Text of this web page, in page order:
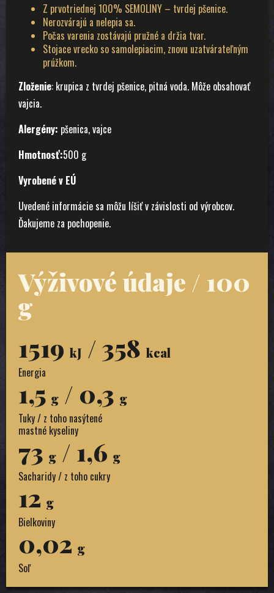
Z prvotriednej 100% SEMOLINY – tvrdej pšenice.
Nerozvárajú a nelepia sa.
Počas varenia zostávajú pružné a držia tvar.
Stojace vrecko so samolepiacim, znovu uzatvárateľným
prúžkom.
Zloženie: krupica z tvrdej pšenice, pitná voda. Môže obsahovať
vajcia.
Alergény: pšenica, vajce
Hmotnosť:500 g
Vyrobené v EÚ
Uvedené informácie sa môžu líšiť v závislosti od výrobcov.
Ďakujeme za pochopenie.
Výživové údaje / 100
g
1519 kJ / 358 kcal
Energia
1,5 g / 0,3 g
Tuky / z toho nasýtené
mastné kyseliny
73 g / 1,6 g
Sacharidy / z toho cukry
12 g
Bielkoviny
0,02 g
Soľ